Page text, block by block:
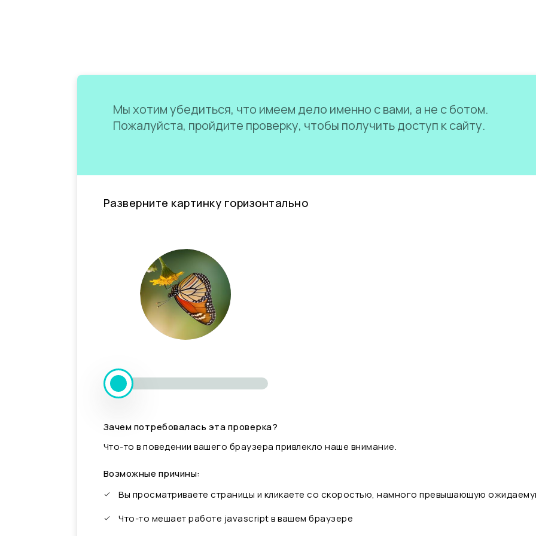
Мы хотим убедиться, что имеем дело именно с вами, а не с ботом.
Пожалуйста, пройдите проверку, чтобы получить доступ к сайту.
Разверните картинку горизонтально
Зачем потребовалась эта проверка?
Что-то в поведении вашего браузера привлекло наше внимание.
Возможные причины:
Вы просматриваете страницы и кликаете со скоростью, намного превышающую
Что-то мешает работе javascript в вашем браузере